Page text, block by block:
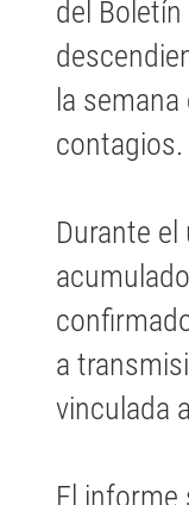
del
la
contagios.
Durante
a
vinculada
El informe